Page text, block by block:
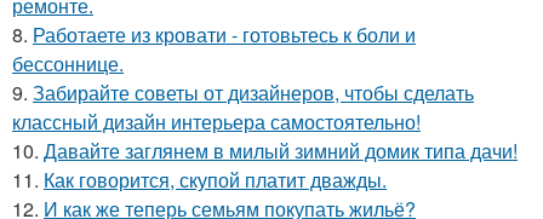
8. Работаете из кровати - готовьтесь к боли и
бессоннице.
9. Забирайте советы от дизайнеров, чтобы сделать
классный дизайн интерьера самостоятельно!
10. Давайте заглянем в милый зимний домик типа дачи!
11. Как говорится, скупой платит дважды.
12. И как же теперь семьям покупать жильё?